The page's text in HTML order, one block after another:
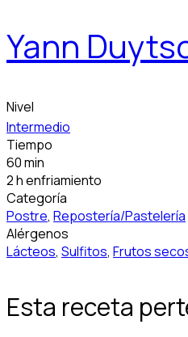
Yann
Nivel
Intermedio
Tiempo
60 min
2 h enfriamiento
Categoría
Postre, Repostería/Pastelería
Alérgenos
Lácteos, Sulfitos, Frutos
Esta receta